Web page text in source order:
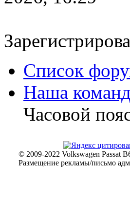
стоит,не
тек же
проблемой?
Анзик
17 дек 2025, 13:49
всех
проблема.
машину
Список
Наша
Часовой
© 2009-2022 Volkswagen Passat
Размещение рекламы/письмо